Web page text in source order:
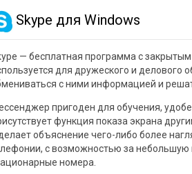
Skype для Windows
— бесплатная программа с
для дружеского и делового
с ними информацией и
пригоден для обучения,
функция показа экрана
объяснение чего-либо более
с возможностью за небольшую
номера.